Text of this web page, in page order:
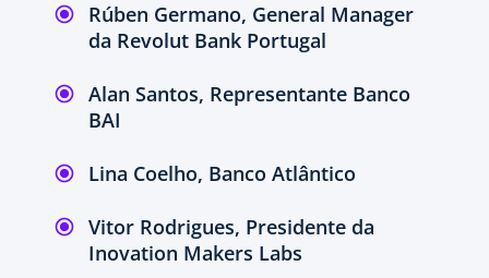
Rúben Germano, General Manager
da Revolut Bank Portugal
Alan Santos, Representante Banco
BAI
Lina Coelho, Banco Atlântico
Vitor Rodrigues, Presidente da
Inovation Makers Labs